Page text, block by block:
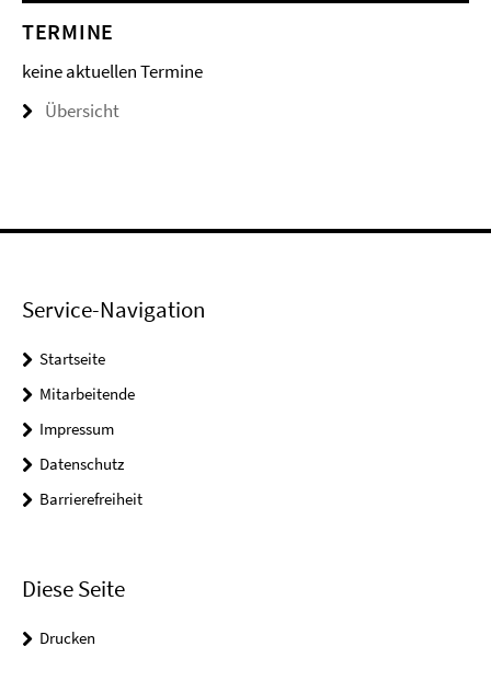
TERMINE
keine aktuellen Termine
Übersicht
Service-Navigation
Startseite
Mitarbeitende
Impressum
Datenschutz
Barrierefreiheit
Diese Seite
Drucken